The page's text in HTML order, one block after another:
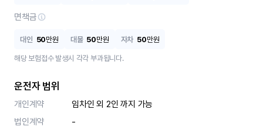
면책금
대인 50만원 대물 50만원 자차 50만원
해당 보험접수 발생시 각각 부과됩니다.
운전자 범위
개인계약
임차인 외 2인 까지 가능
법인계약
-